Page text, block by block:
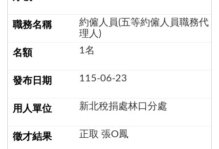
約僱人員(五等約僱人員職務代
理人)
1名
115-06-23
新北稅捐處林口分處
正取 張O鳳